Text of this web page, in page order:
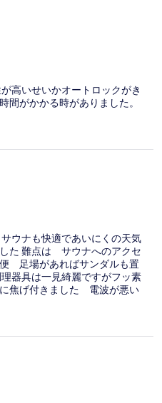
高いせいかオートロックがき
間がかかる時がありました。
ウナも快適であいにくの天気
た 難点は サウナへのアクセ
足場があればサンダルも置
器具は一見綺麗ですがフッ素
焦げ付きました 電波が悪い
取ることが困難でした ガウ
マなどが必要です ただ とて
があれば泊まりたいです